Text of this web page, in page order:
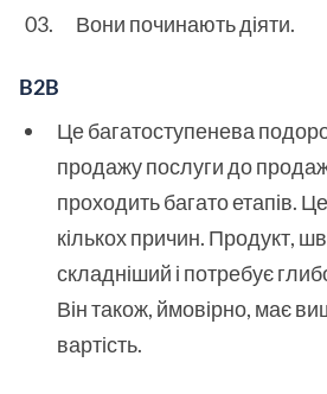
Вони починають діяти.
B2B
Це багатоступенева
продажу послуги до
проходить багато етапів.
кількох причин. Продукт,
складніший і потребує
Він також, ймовірно, має
вартість.